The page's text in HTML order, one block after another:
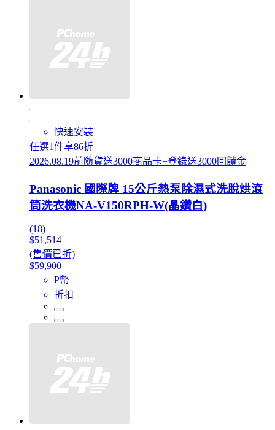
快速安裝
任選1件享86折
2026.08.19前隨貨送3000商品卡+登錄送3000回饋金
Panasonic 國際牌 15公斤熱泵除濕式洗脫烘滾
筒洗衣機NA-V150RPH-W(晶鑽白)
(18)
$51,514
(售價已折)
$59,900
P幣
折扣